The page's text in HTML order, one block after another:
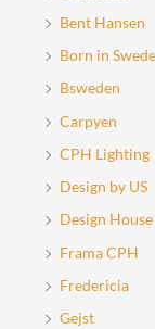
Bent Hansen
Born in
Bsweden
Carpyen
CPH Lighting
Design by US
Design
Frama CPH
Fredericia
Gejst